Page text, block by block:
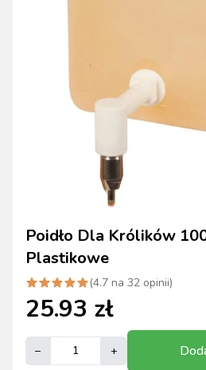
Poidło Dla Królików
Plastikowe
(4.7 na 32 opinii)
25.93 zł
– +